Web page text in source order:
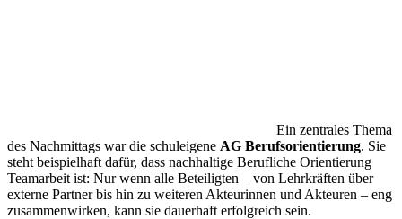
Ein zentrales Thema
des Nachmittags war die schuleigene AG Berufsorientierung. Sie
steht beispielhaft dafür, dass nachhaltige Berufliche Orientierung
Teamarbeit ist: Nur wenn alle Beteiligten – von Lehrkräften über
externe Partner bis hin zu weiteren Akteurinnen und Akteuren – eng
zusammenwirken, kann sie dauerhaft erfolgreich sein.